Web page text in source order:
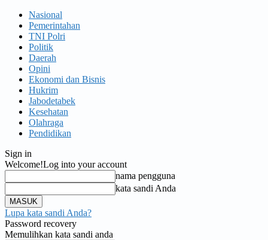
Nasional
Pemerintahan
TNI Polri
Politik
Daerah
Opini
Ekonomi dan Bisnis
Hukrim
Jabodetabek
Kesehatan
Olahraga
Pendidikan
Sign in
Welcome!Log into your account
nama pengguna
kata sandi Anda
Lupa kata sandi Anda?
Password recovery
Memulihkan kata sandi anda